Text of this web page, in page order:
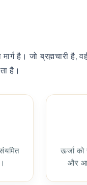
है। जो ब्रह्मचारी है,
है।
ऊर्जा को
और